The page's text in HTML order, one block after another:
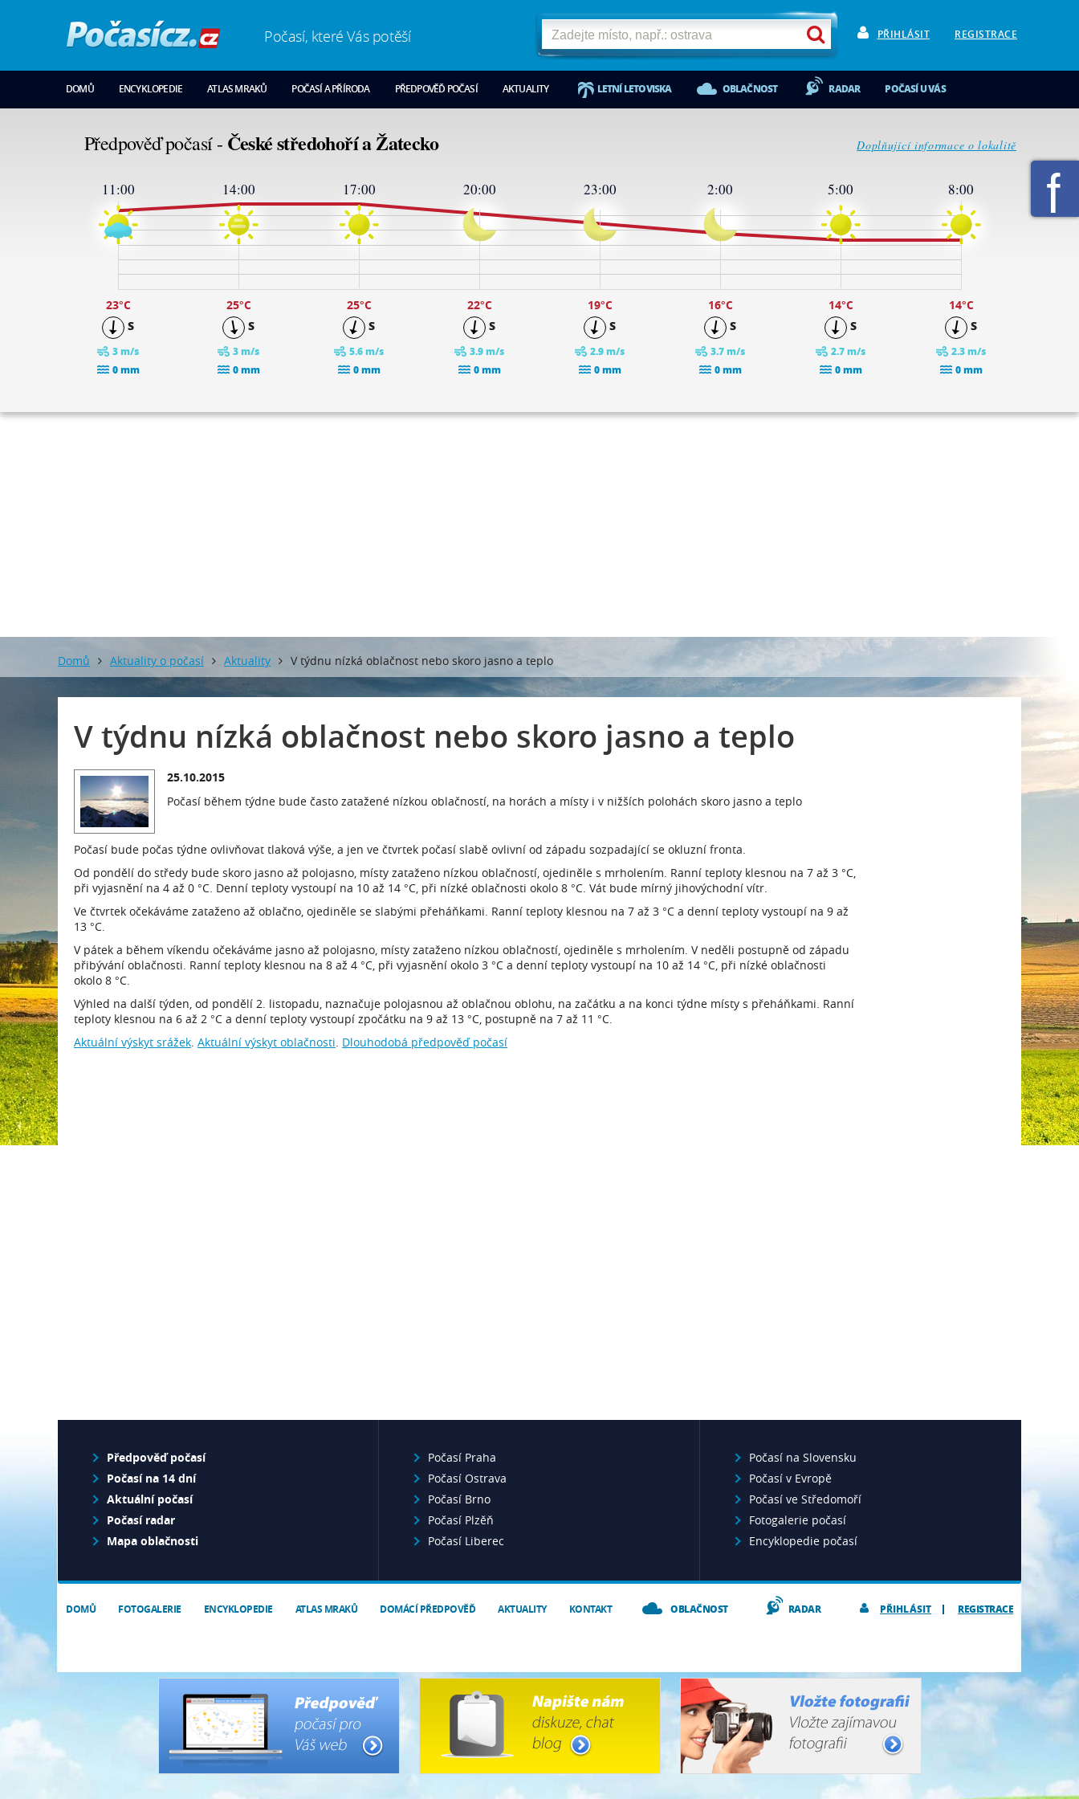
Počasí, které Vás potěší PŘIHLÁSIT REGISTRACE
DOMŮ ENCYKLOPEDIE ATLAS MRAKŮ POČASÍ A PŘÍRODA PŘEDPOVĚĎ POČASÍ AKTUALITY LETNÍ LETOVISKA OBLAČNOST RADAR POČASÍ U VÁS
Předpověď počasí - České středohoří a Žatecko Doplňující informace o lokalitě
11:00
23°C
S
3 m/s
0 mm
14:00
25°C
S
3 m/s
0 mm
17:00
25°C
S
5.6 m/s
0 mm
20:00
22°C
S
3.9 m/s
0 mm
23:00
19°C
S
2.9 m/s
0 mm
2:00
16°C
S
3.7 m/s
0 mm
5:00
14°C
S
2.7 m/s
0 mm
8:00
14°C
S
2.3 m/s
0 mm
26
24
19
Domů Aktuality o počasí Aktuality V týdnu nízká oblačnost nebo skoro jasno a teplo
V týdnu nízká oblačnost nebo skoro jasno a teplo
25.10.2015
Počasí během týdne bude často zatažené nízkou oblačností, na horách a místy i v nižších polohách skoro jasno a teplo
Počasí bude počas týdne ovlivňovat tlaková výše, a jen ve čtvrtek počasí slabě ovlivní od západu sozpadající se okluzní fronta.
Od pondělí do středy bude skoro jasno až polojasno, místy zataženo nízkou oblačností, ojediněle s mrholením. Ranní teploty klesnou na 7 až 3 °C,
při vyjasnění na 4 až 0 °C. Denní teploty vystoupí na 10 až 14 °C, při nízké oblačnosti okolo 8 °C. Vát bude mírný jihovýchodní vítr.
Ve čtvrtek očekáváme zataženo až oblačno, ojediněle se slabými přeháňkami. Ranní teploty klesnou na 7 až 3 °C a denní teploty vystoupí na 9 až
13 °C.
V pátek a během víkendu očekáváme jasno až polojasno, místy zataženo nízkou oblačností, ojediněle s mrholením. V neděli postupně od západu
přibývání oblačnosti. Ranní teploty klesnou na 8 až 4 °C, při vyjasnění okolo 3 °C a denní teploty vystoupí na 10 až 14 °C, při nízké oblačnosti
okolo 8 °C.
Výhled na další týden, od pondělí 2. listopadu, naznačuje polojasnou až oblačnou oblohu, na začátku a na konci týdne místy s přeháňkami. Ranní
teploty klesnou na 6 až 2 °C a denní teploty vystoupí zpočátku na 9 až 13 °C, postupně na 7 až 11 °C.
Aktuální výskyt srážek Aktuální výskyt oblačnosti Dlouhodobá předpověď počasí
Předpověď počasí
Počasí na 14 dní
Aktuální počasí
Počasí radar
Mapa oblačnosti
Počasí Praha
Počasí Ostrava
Počasí Brno
Počasí Plzěň
Počasí Liberec
Počasí na Slovensku
Počasí v Evropě
Počasí ve Středomoří
Fotogalerie počasí
Encyklopedie počasí
DOMŮ FOTOGALERIE ENCYKLOPEDIE ATLAS MRAKŮ DOMÁCÍ PŘEDPOVĚĎ AKTUALITY KONTAKT OBLAČNOST RADAR REGISTRACE
PŘIHLÁSIT